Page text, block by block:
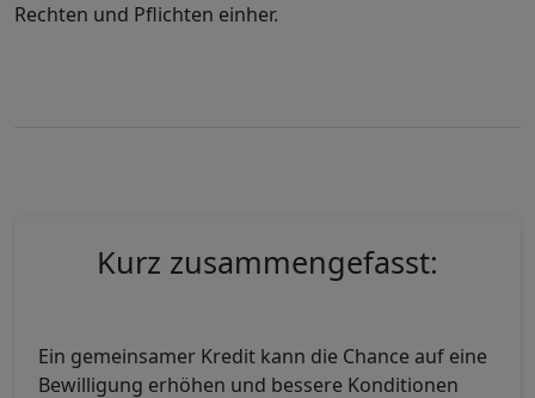
Rechten und Pflichten einher.
Kurz zusammengefasst:
Ein gemeinsamer Kredit kann die Chance auf eine
Bewilligung erhöhen und bessere Konditionen